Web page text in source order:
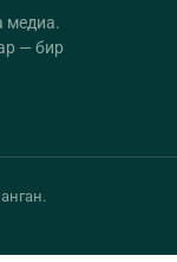
медиа.
— бир